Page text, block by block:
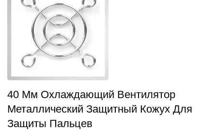
40 Мм Охлаждающий Вентилятор
Металлический Защитный Кожух Для
Защиты Пальцев